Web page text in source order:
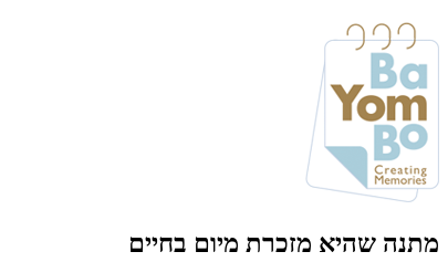
מתנה שהיא מזכרת מיום בחיים